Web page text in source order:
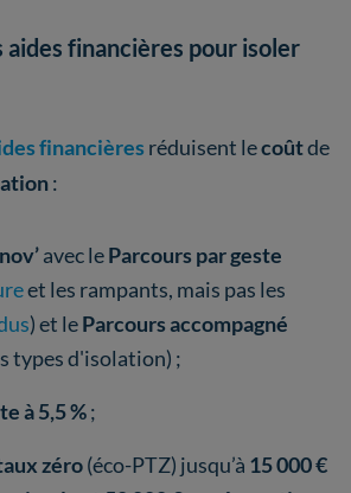
aides financières pour isoler
financières réduisent lecoûtde
:
avec leParcours par geste
et les rampants, mais pas les
) et leParcours accompagné
types d'isolation) ;
à 5,5 %;
zéro(éco-PTZ) jusqu’à 15 000 €